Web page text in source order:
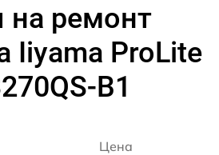
ремонт
Iiyama ProLite
B1
Цена